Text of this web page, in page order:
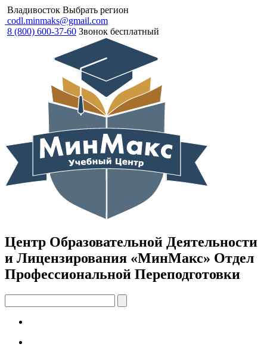
Владивосток Выбрать регион
codl.minmaks@gmail.com
8 (800) 600-37-60 Звонок бесплатный
Центр Образовательной Деятельности
и Лицензирования «МинМакс» Отдел
Профессиональной Переподготовки